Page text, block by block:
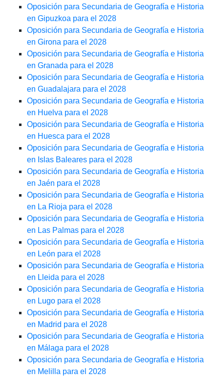
Oposición para Secundaria de Geografía e Historia
en Gipuzkoa para el 2028
Oposición para Secundaria de Geografía e Historia
en Girona para el 2028
Oposición para Secundaria de Geografía e Historia
en Granada para el 2028
Oposición para Secundaria de Geografía e Historia
en Guadalajara para el 2028
Oposición para Secundaria de Geografía e Historia
en Huelva para el 2028
Oposición para Secundaria de Geografía e Historia
en Huesca para el 2028
Oposición para Secundaria de Geografía e Historia
en Islas Baleares para el 2028
Oposición para Secundaria de Geografía e Historia
en Jaén para el 2028
Oposición para Secundaria de Geografía e Historia
en La Rioja para el 2028
Oposición para Secundaria de Geografía e Historia
en Las Palmas para el 2028
Oposición para Secundaria de Geografía e Historia
en León para el 2028
Oposición para Secundaria de Geografía e Historia
en Lleida para el 2028
Oposición para Secundaria de Geografía e Historia
en Lugo para el 2028
Oposición para Secundaria de Geografía e Historia
en Madrid para el 2028
Oposición para Secundaria de Geografía e Historia
en Málaga para el 2028
Oposición para Secundaria de Geografía e Historia
en Melilla para el 2028